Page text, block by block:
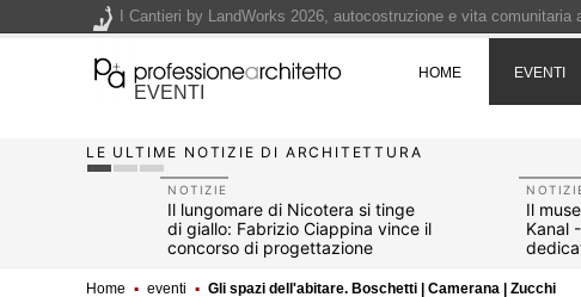
EVENTI
HOME EVENTI
LE ULTIME NOTIZIE DI ARCHITETTURA
NOTIZIE
Il lungomare di Nicotera si tinge
di giallo: Fabrizio Ciappina vince il
concorso di progettazione
Il
Kanal
Home ▪ eventi ▪ Gli spazi dell'abitare. Boschetti | Camerana | Zucchi
La ricarica dei profumi domestici in un prodotto innovativo di
Il lungomare di Nicotera si tinge di giallo: Fabrizio Ciappina vince